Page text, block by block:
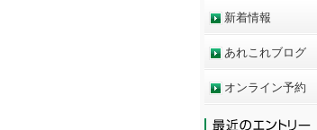
新着情報
あれこれブログ
オンライン予約